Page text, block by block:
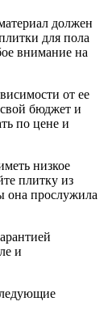
должен
для пола
внимание на
от ее
бюджет и
по цене и
низкое
плитку из
она прослужила
и